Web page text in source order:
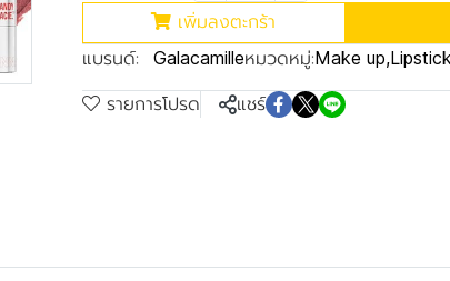
เพิ่มลงตะกร้า
แบรนด์:
Galacamilleหมวดหมู่:Make up,
รายการโปรด แชร์